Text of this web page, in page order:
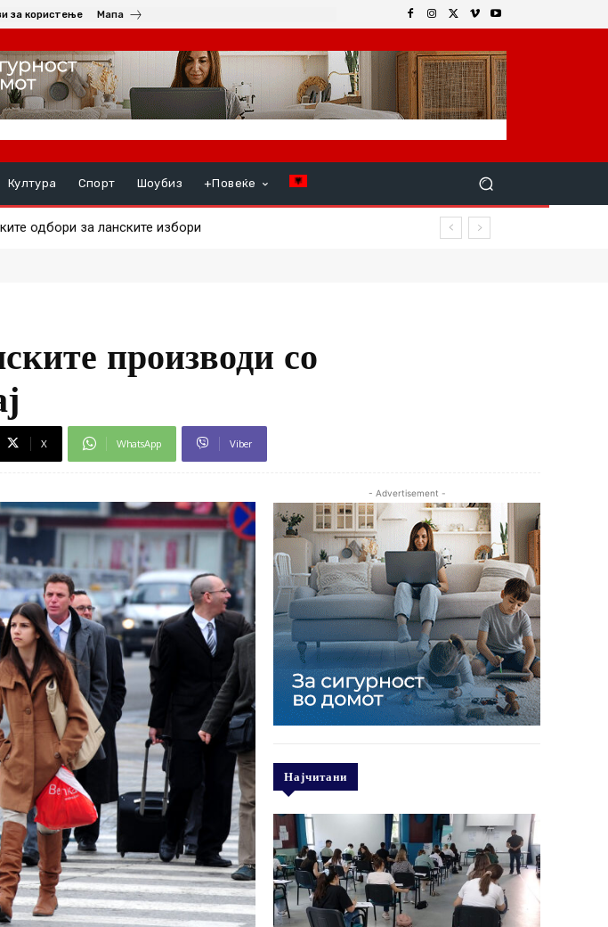
за користење Мапа
Култура Спорт Шоубиз +Повеќе
одбори за ланските избори
производи со
X WhatsApp Viber
- Advertisement -
Најчитани